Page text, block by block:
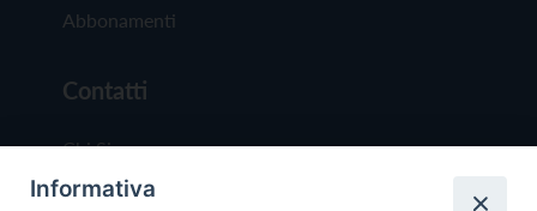
Abbonamenti
Contatti
Chi Siamo
Redazione
Informativa